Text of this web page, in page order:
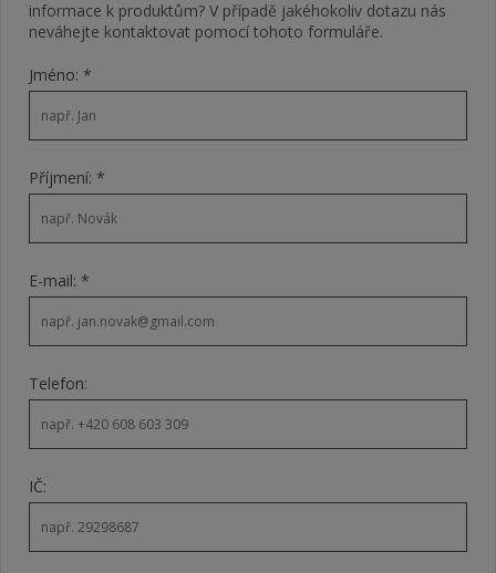
informace k produktům? V případě jakéhokoliv dotazu nás
neváhejte kontaktovat pomocí tohoto formuláře.
Jméno: *
Příjmení: *
E-mail: *
Telefon:
IČ: